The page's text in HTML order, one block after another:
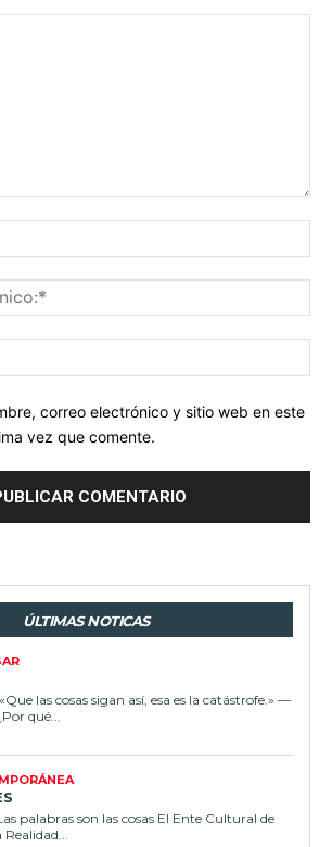
correo electrónico y sitio web en este
vez que comente.
ÚLTIMAS NOTICAS
las cosas sigan así, esa es la catástrofe.» —
qué...
palabras son las cosas El Ente Cultural de